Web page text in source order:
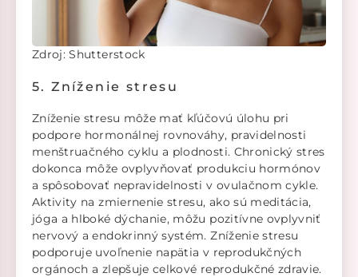
Zdroj: Shutterstock
5. Zníženie stresu
Zníženie stresu môže mať kľúčovú úlohu pri
podpore hormonálnej rovnováhy, pravidelnosti
menštruačného cyklu a plodnosti. Chronický stres
dokonca môže ovplyvňovať produkciu hormónov
a spôsobovať nepravidelnosti v ovulačnom cykle.
Aktivity na zmiernenie stresu, ako sú meditácia,
jóga a hlboké dýchanie, môžu pozitívne ovplyvniť
nervový a endokrinný systém. Zníženie stresu
podporuje uvoľnenie napätia v reprodukčných
orgánoch a zlepšuje celkové reprodukčné zdravie.